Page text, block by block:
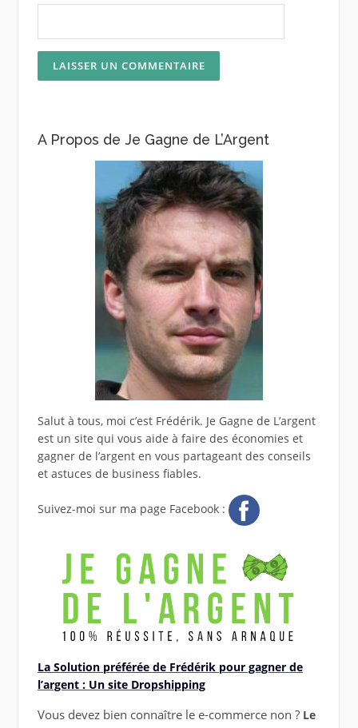
A Propos de Je Gagne de L’Argent
Salut à tous, moi c’est Frédérik. Je Gagne de L’argent
est un site qui vous aide à faire des économies et
gagner de l’argent en vous partageant des conseils
et astuces de business fiables.
Suivez-moi sur ma page Facebook :
La Solution préférée de Frédérik pour gagner de
l’argent : Un site Dropshipping
Vous devez bien connaître le e-commerce non ? Le